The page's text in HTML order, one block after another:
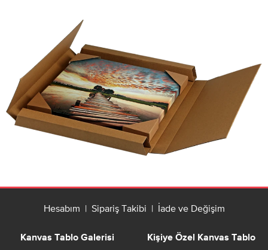
Hesabım | Sipariş Takibi | İade ve Değişim
Kanvas Tablo Galerisi Kişiye Özel Kanvas Tablo